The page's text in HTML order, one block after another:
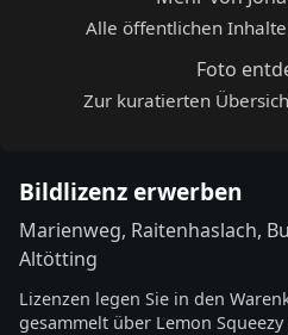
Alle öffentlichen
Foto
Zur kuratierten
Bildlizenz erwerben
Marienweg, Raitenhaslach,
Altötting
Lizenzen legen Sie in den
gesammelt über Lemon